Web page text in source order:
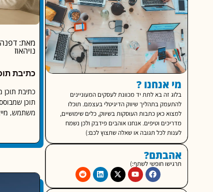
מי אנחנו ?
בלוג זה בא לתת יד מכוונת לעסקים המעוניינים
להתעמק בתהליך שיווק הדיגיטלי בעצמם. תוכלו
למצוא כאן כתבות העוסקות בשיווק, כלים שימושיים,
מדריכים וטיפים. אנחנו אוהבים פידבק ולכן נשמח
לענות לכל תגובה או שאלה שתצוץ לכם:)
אהבתם?
תרגישו חופשי לשתף:)
כתיבת
מאת: דפנה
נויהאוז
כתיבת תוכן
תוכן
משתמש,